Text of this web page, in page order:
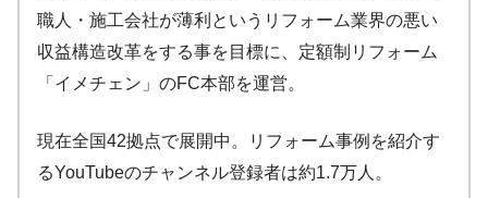
職人・施工会社が薄利というリフォーム業界の悪い
収益構造改革をする事を目標に、定額制リフォーム
「イメチェン」のFC本部を運営。
現在全国42拠点で展開中。リフォーム事例を紹介す
るYouTubeのチャンネル登録者は約1.7万人。